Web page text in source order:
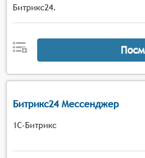
Битрикс24.
Битрикс24 Мессенджер
1С-Битрикс